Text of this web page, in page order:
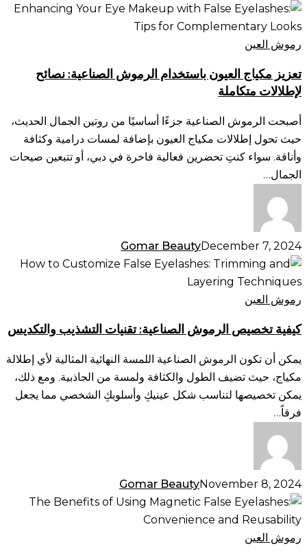
تعزيز
مكياج
العيون
الرموش
الصناعية:
نصائح
متكاملة
رموش العين
تعزيز مكياج العيون باستخدام الرموش الصناعية: نصائح
لإطلالات متكاملة
أصبحت الرموش الصناعية جزءًا أساسيًا من روتين الجمال الحديث،
حيث تحول إطلالات مكياج العيون بإضافة لمسات درامية وكثافة
وأناقة. سواء كنتِ تحضرين فعالية فاخرة في دبي، أو تتبعين صيحات
الجمال…
Gomar BeautyDecember 7, 2024
كيفية
تخصيص
الرموش
تقنيات
التشذيب
والتكديس
رموش العين
كيفية تخصيص الرموش الصناعية: تقنيات التشذيب والتكديس
يمكن أن تكون الرموش الصناعية اللمسة النهائية المثالية لأي إطلالة
مكياج، حيث تضيف الطول والكثافة ولمسة من الجاذبية. ومع ذلك،
يمكن تخصيصها لتناسب شكل عينيكِ وأسلوبكِ الشخصي مما يجعل
فرقاً…
Gomar BeautyNovember 8, 2024
فوائد
استخدام
الرموش
رموش العين